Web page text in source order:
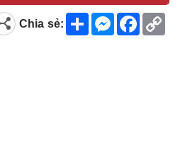
Chia sẻ:
S
h
M
e
F
C